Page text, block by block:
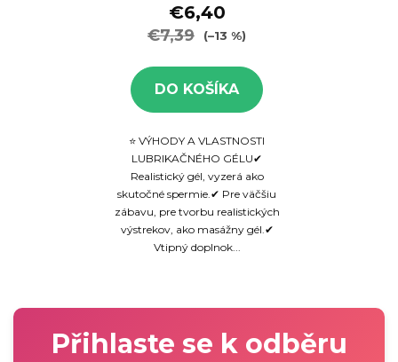
€6,40
€7,39 (–13 %)
DO KOŠÍKA
⭐ VÝHODY A VLASTNOSTI
LUBRIKAČNÉHO GÉLU✔
Realistický gél, vyzerá ako
skutočné spermie.✔ Pre väčšiu
zábavu, pre tvorbu realistických
výstrekov, ako masážny gél.✔
Vtipný doplnok...
Přihlaste se k odběru